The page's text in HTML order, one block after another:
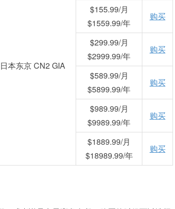
日本东京 CN2 GIA
$155.99/月
$1559.99/年
购买
$299.99/月
$2999.99/年
购买
$589.99/月
$5899.99/年
购买
$989.99/月
$9989.99/年
购买
$1889.99/月
$18989.99/年
购买